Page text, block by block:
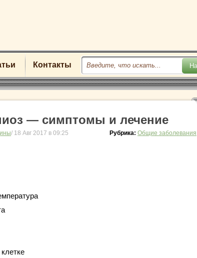
Контакты
— симптомы и лечение
/ 18 Авг 2017 в 09:25 Рубрика: Общие заболевания